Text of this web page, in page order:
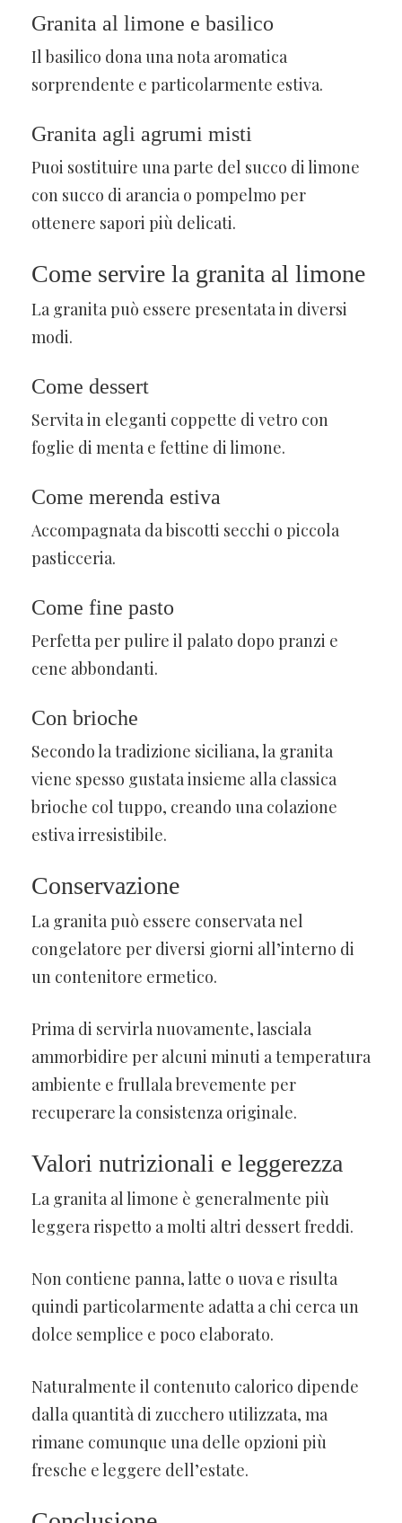
Granita al limone e basilico
Il basilico dona una nota aromatica
sorprendente e particolarmente estiva.
Granita agli agrumi misti
Puoi sostituire una parte del succo di limone
con succo di arancia o pompelmo per
ottenere sapori più delicati.
Come servire la granita al limone
La granita può essere presentata in diversi
modi.
Come dessert
Servita in eleganti coppette di vetro con
foglie di menta e fettine di limone.
Come merenda estiva
Accompagnata da biscotti secchi o piccola
pasticceria.
Come fine pasto
Perfetta per pulire il palato dopo pranzi e
cene abbondanti.
Con brioche
Secondo la tradizione siciliana, la granita
viene spesso gustata insieme alla classica
brioche col tuppo, creando una colazione
estiva irresistibile.
Conservazione
La granita può essere conservata nel
congelatore per diversi giorni all’interno di
un contenitore ermetico.
Prima di servirla nuovamente, lasciala
ammorbidire per alcuni minuti a temperatura
ambiente e frullala brevemente per
recuperare la consistenza originale.
Valori nutrizionali e leggerezza
La granita al limone è generalmente più
leggera rispetto a molti altri dessert freddi.
Non contiene panna, latte o uova e risulta
quindi particolarmente adatta a chi cerca un
dolce semplice e poco elaborato.
Naturalmente il contenuto calorico dipende
dalla quantità di zucchero utilizzata, ma
rimane comunque una delle opzioni più
fresche e leggere dell’estate.